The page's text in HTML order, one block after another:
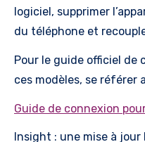
logiciel, supprimer
du téléphone et
Pour le guide officiel de
ces modèles, se référer
Guide de connexion
Insight : une mise à